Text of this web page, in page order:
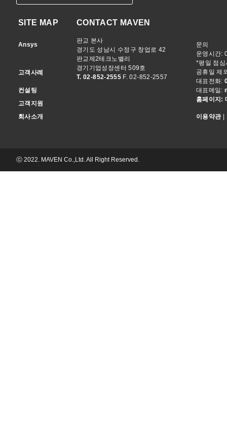
SITE MAP CONTACT MAVEN
Ansys
판교 본사
경기도 성남시 수정구 창업로 42
판교제2테크노밸리
경기기업성장센터 509호
T. 02-852-2555 F. 02-852-2557
문의
운영시간:
*평일 점
공휴일 제
대표전화:
대표메일:
홈페이지:
고객사례
컨설팅
고객지원
회사소개
이용약관|
ⓒ 2022. MAVEN Co.,Ltd. All Right Reserved.